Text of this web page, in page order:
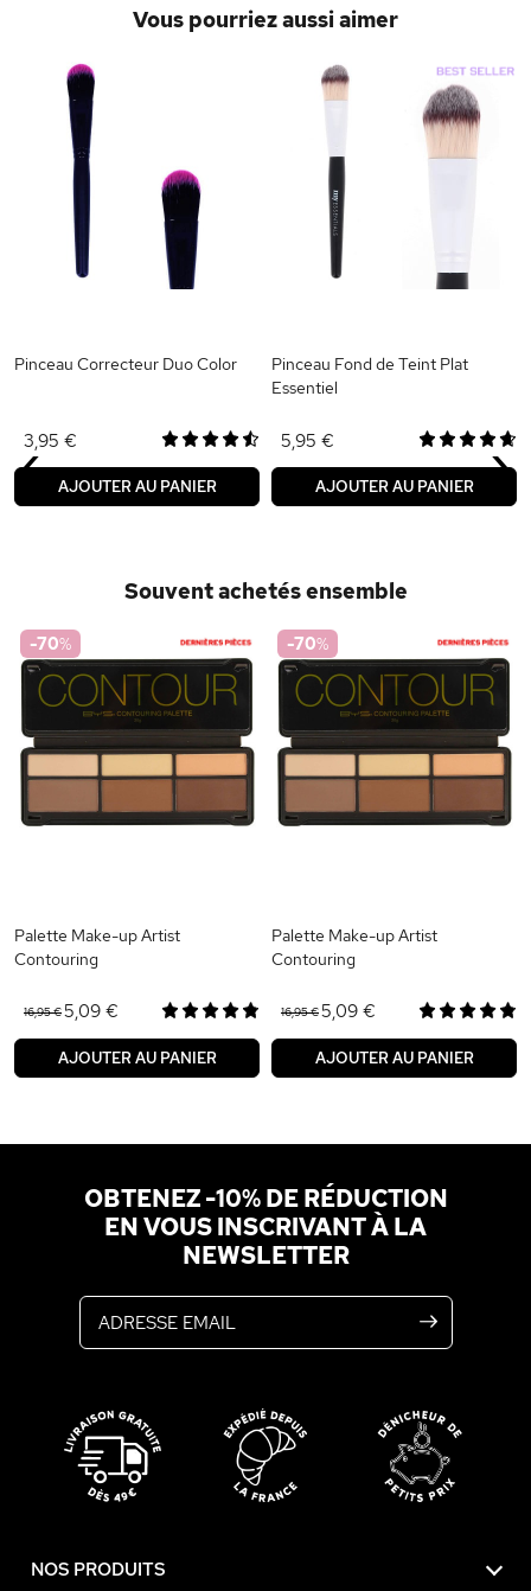
Vous pourriez aussi aimer
Pinceau Correcteur Duo Color
3,95 €
AJOUTER AU PANIER
Pinceau Fond de Teint Plat
Essentiel
5,95 €
AJOUTER AU PANIER
‹ ›
Souvent achetés ensemble
-70%
Palette Make-up Artist
Contouring
16,95 €5,09 €
AJOUTER AU PANIER
-70%
Palette Make-up Artist
Contouring
16,95 €5,09 €
AJOUTER AU PANIER
OBTENEZ -10% DE RÉDUCTION
EN VOUS INSCRIVANT À LA
NEWSLETTER
NOS PRODUITS